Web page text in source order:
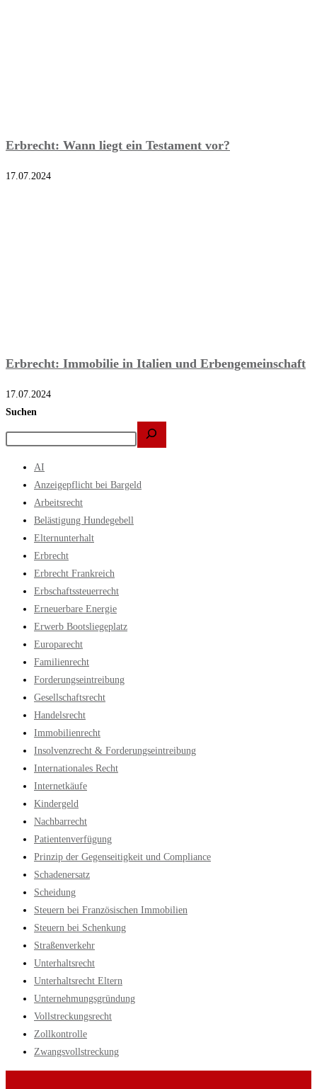
Erbrecht: Wann liegt ein Testament vor?
17.07.2024
Erbrecht: Immobilie in Italien und Erbengemeinschaft
17.07.2024
Suchen
AI
Anzeigepflicht bei Bargeld
Arbeitsrecht
Belästigung Hundegebell
Elternunterhalt
Erbrecht
Erbrecht Frankreich
Erbschaftssteuerrecht
Erneuerbare Energie
Erwerb Bootsliegeplatz
Europarecht
Familienrecht
Forderungseintreibung
Gesellschaftsrecht
Handelsrecht
Immobilienrecht
Insolvenzrecht & Forderungseintreibung
Internationales Recht
Internetkäufe
Kindergeld
Nachbarrecht
Patientenverfügung
Prinzip der Gegenseitigkeit und Compliance
Schadenersatz
Scheidung
Steuern bei Französischen Immobilien
Steuern bei Schenkung
Straßenverkehr
Unterhaltsrecht
Unterhaltsrecht Eltern
Unternehmungsgründung
Vollstreckungsrecht
Zollkontrolle
Zwangsvollstreckung